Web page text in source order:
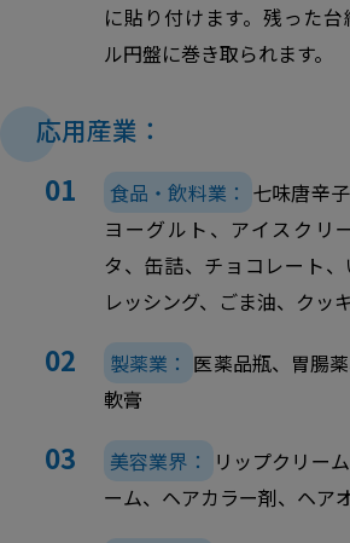
に貼り付けます。残った
ル円盤に巻き取られます。
応用産業：
食品・飲料業： 七味唐辛
ヨーグルト、アイスクリ
タ、缶詰、チョコレート
レッシング、ごま油、クッ
製薬業： 医薬品瓶、胃腸
軟膏
美容業界：
リップクリー
ーム、ヘアカラー剤、ヘア